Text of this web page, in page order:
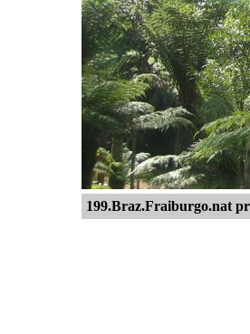
199.Braz.Fraiburgo.nat